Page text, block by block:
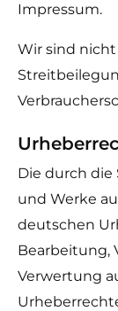
Impressum.
Wir sind
Die durch
und Werke
deutschen
Bearbeitung,
Verwertung